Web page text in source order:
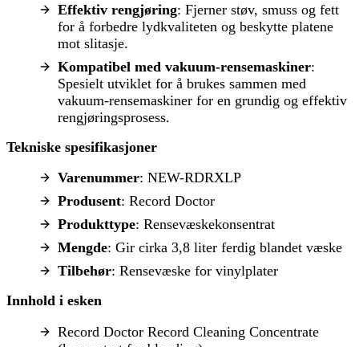
Effektiv rengjøring: Fjerner støv, smuss og fett
for å forbedre lydkvaliteten og beskytte platene
mot slitasje.
Kompatibel med vakuum-rensemaskiner:
Spesielt utviklet for å brukes sammen med
vakuum-rensemaskiner for en grundig og effektiv
rengjøringsprosess.
Tekniske spesifikasjoner
Varenummer: NEW-RDRXLP
Produsent: Record Doctor
Produkttype: Rensevæskekonsentrat
Mengde: Gir cirka 3,8 liter ferdig blandet væske
Tilbehør: Rensevæske for vinylplater
Innhold i esken
Record Doctor Record Cleaning Concentrate